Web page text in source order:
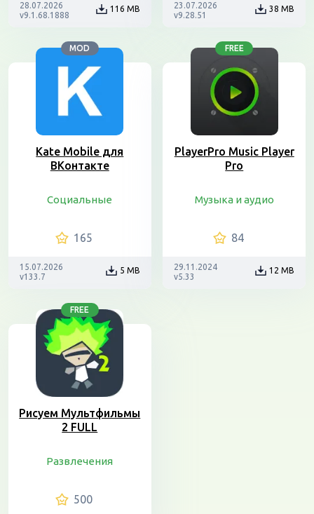
28.07.2026
v9.1.68.1888
116 MB
23.07.2026
v9.28.51
38 MB
MOD
Kate Mobile для
ВКонтакте
Социальные
165
15.07.2026
v133.7
5 MB
FREE
PlayerPro Music Player
Pro
Музыка и аудио
84
29.11.2024
v5.33
12 MB
FREE
Рисуем Мультфильмы
2 FULL
Развлечения
500